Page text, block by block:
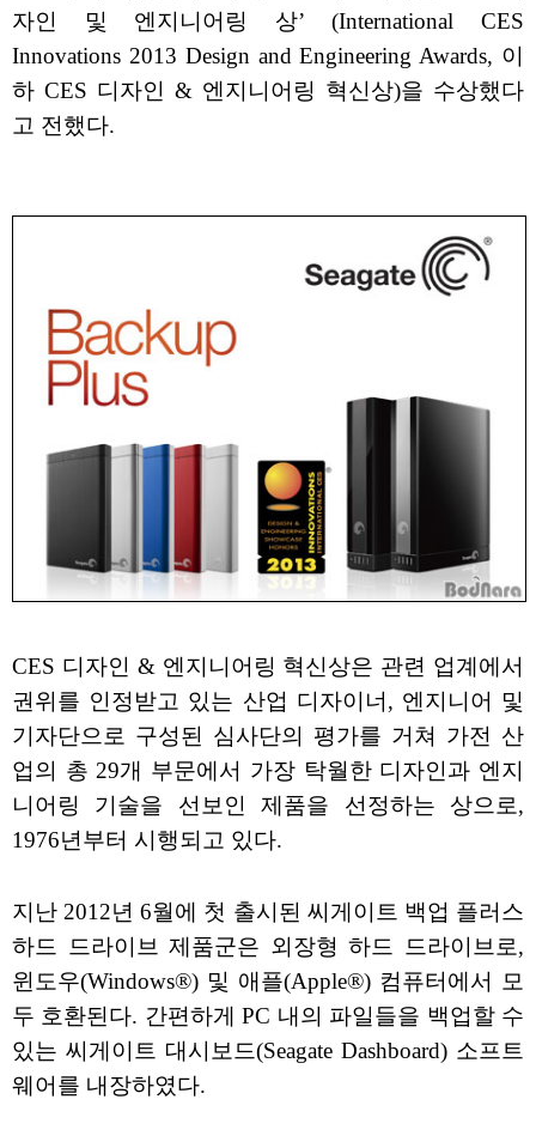
자인 및 엔지니어링 상’ (International CES
Innovations 2013 Design and Engineering Awards, 이
하 CES 디자인 & 엔지니어링 혁신상)을 수상했다
고 전했다.
CES 디자인 & 엔지니어링 혁신상은 관련 업계에서
권위를 인정받고 있는 산업 디자이너, 엔지니어 및
기자단으로 구성된 심사단의 평가를 거쳐 가전 산
업의 총 29개 부문에서 가장 탁월한 디자인과 엔지
니어링 기술을 선보인 제품을 선정하는 상으로,
1976년부터 시행되고 있다.
지난 2012년 6월에 첫 출시된 씨게이트 백업 플러스
하드 드라이브 제품군은 외장형 하드 드라이브로,
윈도우(Windows®) 및 애플(Apple®) 컴퓨터에서 모
두 호환된다. 간편하게 PC 내의 파일들을 백업할 수
있는 씨게이트 대시보드(Seagate Dashboard) 소프트
웨어를 내장하였다.